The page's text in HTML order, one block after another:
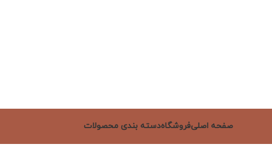
صفحه اصلیفروشگاهدسته بندی محصولات